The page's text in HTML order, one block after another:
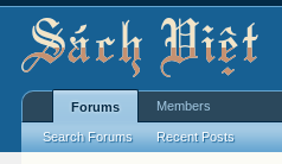
Forums
Search Forums Recent Posts
Members